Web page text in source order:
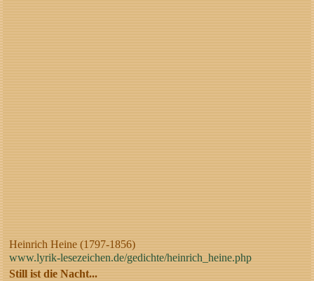
Heinrich Heine (1797-1856)
www.lyrik-lesezeichen.de/gedichte/heinrich_heine.php
Still ist die Nacht...